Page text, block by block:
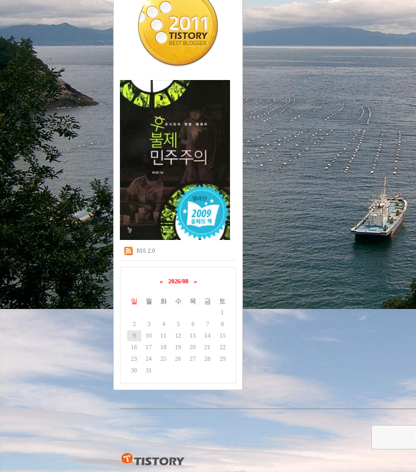
« 2026/08 »
일 월 화 수 목 금 토
1
2
3 4 5 6 7
8
9
10 11 12 13 14
15
16
17 18 19 20 21
22
23
24 25 26 27 28
29
30
31